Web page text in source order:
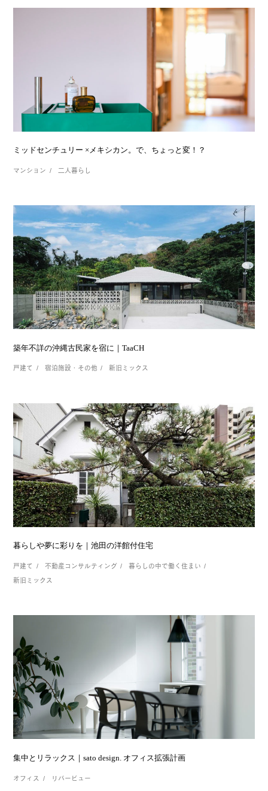
ミッドセンチュリー ×メキシカン。で、ちょっと変！？
マンション 二人暮らし
築年不詳の沖縄古民家を宿に｜TaaCH
戸建て 宿泊施設・その他 新旧ミックス
暮らしや夢に彩りを｜池田の洋館付住宅
戸建て 不動産コンサルティング 暮らしの中で働く住まい
新旧ミックス
集中とリラックス｜sato design. オフィス拡張計画
オフィス リバービュー